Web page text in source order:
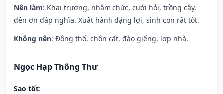
Nên làm: Khai trương, nhậm chức, cưới hỏi, trồng cây,
đền ơn đáp nghĩa. Xuất hành đặng lợi, sinh con rất tốt.
Không nên: Động thổ, chôn cất, đào giếng, lợp nhà.
Ngọc Hạp Thông Thư
Sao tốt: